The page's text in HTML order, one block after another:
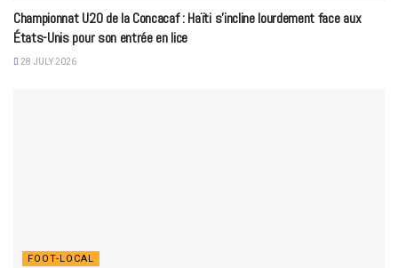
Championnat U20 de la Concacaf : Haïti s’incline lourdement face aux
États-Unis pour son entrée en lice
28 JULY 2026
FOOT-LOCAL